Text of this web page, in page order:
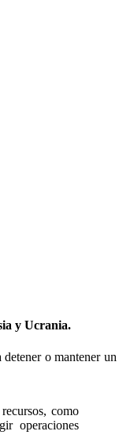
y Ucrania.
o mantener un
como
operaciones